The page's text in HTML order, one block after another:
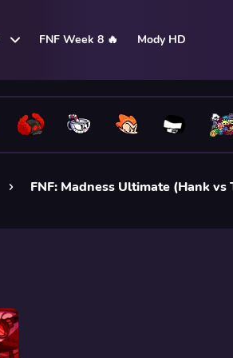
FNF Week 8 🔥 Mody HD
FNF: Madness Ultimate (Hank vs